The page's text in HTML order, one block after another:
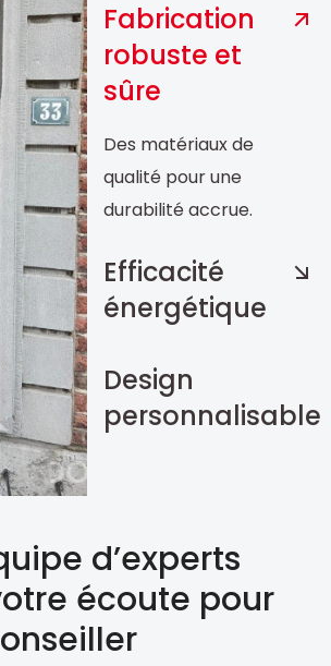
portes -
Fabrication
robuste et
sûre
Des matériaux de
qualité pour une
durabilité accrue.
Efficacité
énergétique
Design
personnalisable
d’experts
écoute pour